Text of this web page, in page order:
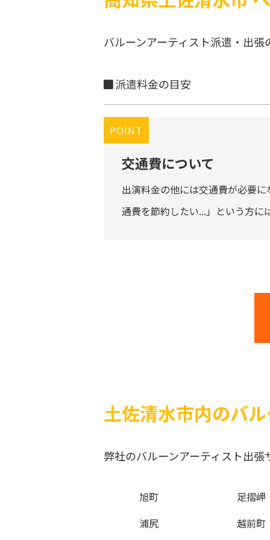
バルーンアーティスト派遣・出張
派遣料金の目安
POINT
交通費について
出演料金の他には交通費が必要
通費を節約したい...」という方に
土佐清水市内のバ
弊社のバルーンアーティスト出
旭町 足摺岬
浦尻
越前町